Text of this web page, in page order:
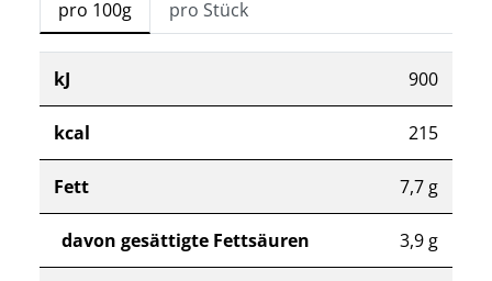
pro 100g pro Stück
kJ 900
kcal 215
Fett 7,7 g
davon gesättigte Fettsäuren 3,9 g